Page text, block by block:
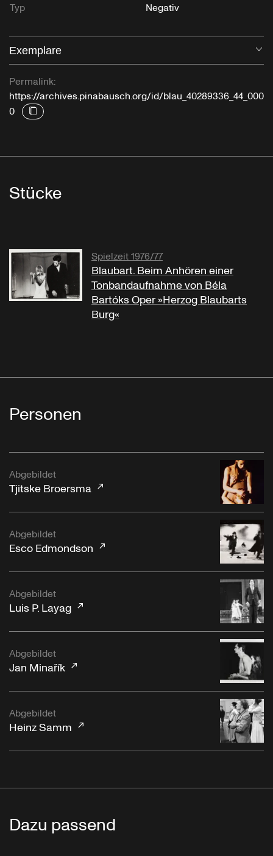
Typ
Negativ
Exemplare
Permalink:
https://archives.pinabausch.org/id/blau_40289336_44_000
0
Stücke
Spielzeit 1976/77
Blaubart. Beim Anhören einer
Tonbandaufnahme von Béla
Bartóks Oper »Herzog Blaubarts
Burg«
Personen
Abgebildet
Tjitske Broersma
Abgebildet
Esco Edmondson
Abgebildet
Luis P. Layag
Abgebildet
Jan Minařík
Abgebildet
Heinz Samm
Dazu passend